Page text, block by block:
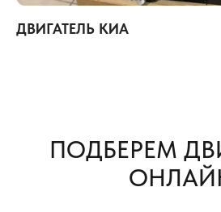
ДВИГАТЕЛЬ КИА
ПОДБЕРЕМ